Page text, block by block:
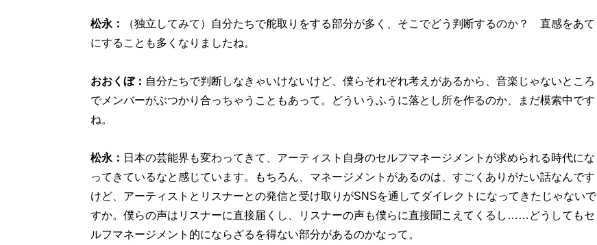
松永：
（独立してみて）自分たちで舵取りをする部分が多く、そこでどう判断するのか？ 直感をあて
にすることも多くなりましたね。
おおくぼ： 自分たちで判断しなきゃいけないけど、僕らそれぞれ考えがあるから、音楽じゃないところ
でメンバーがぶつかり合っちゃうこともあって。どういうふうに落とし所を作るのか、まだ模索中です
ね。
松永： 日本の芸能界も変わってきて、アーティスト自身のセルフマネージメントが求められる時代にな
ってきているなと感じています。もちろん、マネージメントがあるのは、すごくありがたい話なんです
けど、アーティストとリスナーとの発信と受け取りがSNSを通してダイレクトになってきたじゃないで
すか。僕らの声はリスナーに直接届くし、リスナーの声も僕らに直接聞こえてくるし……どうしてもセ
ルフマネージメント的にならざるを得ない部分があるのかなって。